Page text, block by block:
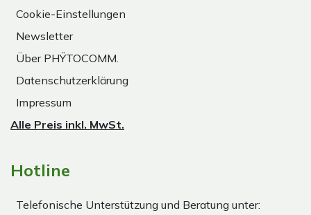
Cookie-Einstellungen
Newsletter
Über PHŸTOCOMM.
Datenschutzerklärung
Impressum
Alle Preis inkl. MwSt.
Hotline
Telefonische Unterstützung und Beratung unter: